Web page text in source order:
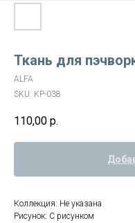
Ткань для
ALFA
SKU: KP-038
110,00 р.
Коллекция: Не указана
Рисунок: С рисунком